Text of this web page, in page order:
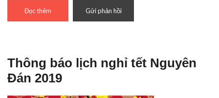
Đọc thêm Gửi phản hồi
Thông báo lịch nghỉ tết Nguyên
Đán 2019